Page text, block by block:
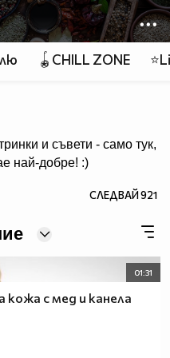
🪀CHILL ZONE
и съвети - само тук,
най-добре! :)
СЛЕДВАЙ921
01:31
кожа с мед и канела